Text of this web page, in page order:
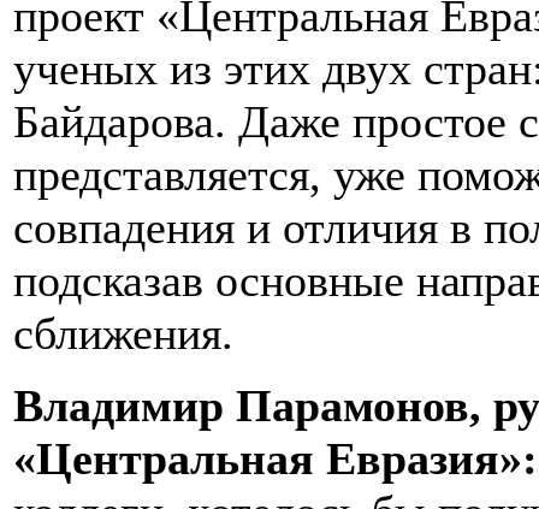
проект «Центральная
ученых из этих двух
Байдарова. Даже простое
представляется, уже
совпадения и отличия в
подсказав основные
сближения.
Владимир Парамонов,
«Центральная Евразия»: